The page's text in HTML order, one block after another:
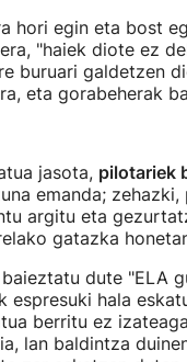
hori egin eta bost
"haiek diote ez
buruari galdetzen
eta gorabeherak
jasota, pilotariek
emanda;
argitu eta
gatazka
dute "ELA
espresuki hala
berritu ez
lan baldintza